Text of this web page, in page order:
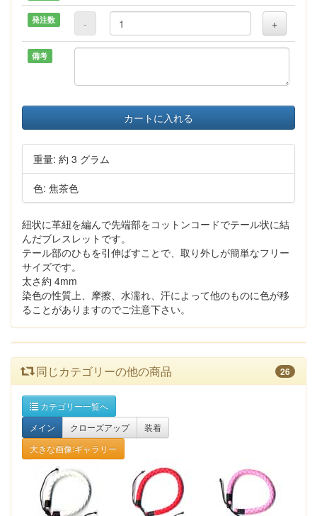
発注数 - +
備考
カートに入れる
重量: 約 3 グラム
色: 焦茶色
紐状に革紐を編んで先端部をコットンコードでテール状に結
んだブレスレットです。
テール部のひもを引伸ばすことで、取り外しが簡単なフリー
サイズです。
太さ約 4mm
染色の性質上、摩擦、水濡れ、汗によって他のものに色が移
ることがありますのでご注意下さい。
同じカテゴリーの他の商品 26
カテゴリー一覧へ
メイン
クローズアップ
装着
大きな画像:ギャラリー